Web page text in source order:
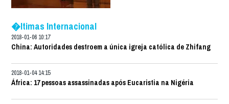
�ltimas Internacional
2018-01-06 10:17
China: Autoridades destroem a única igreja católica de Zhifang
2018-01-04 14:15
África: 17 pessoas assassinadas após Eucaristia na Nigéria